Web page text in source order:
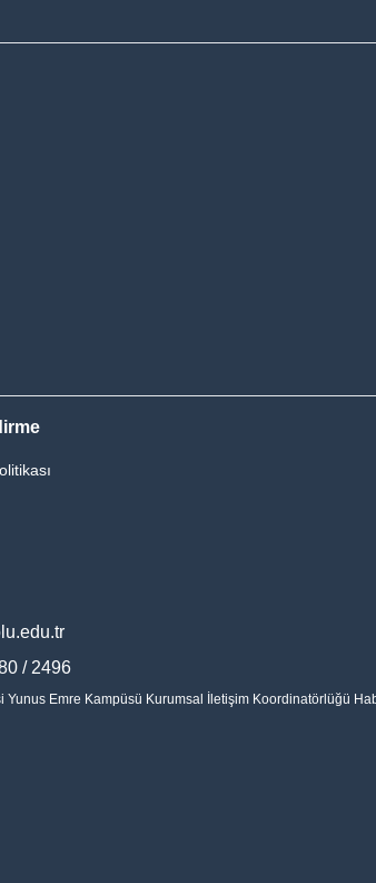
/ 2496
Yunus Emre Kampüsü Kurumsal İletişim Koordinatörlüğü